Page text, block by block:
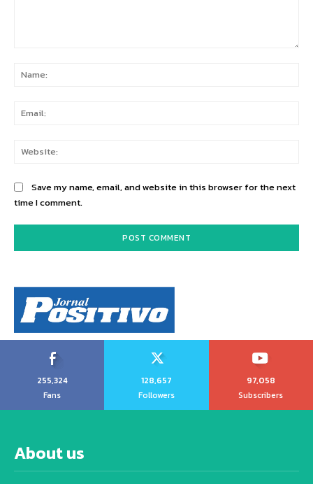
Save my name, email, and website in this browser for the next
time I comment.
255,324
Fans
128,657
Followers
97,058
Subscribers
About us